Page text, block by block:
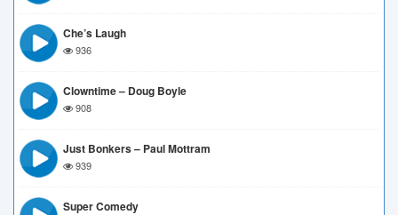
Che’s Laugh
936
Clowntime – Doug Boyle
908
Just Bonkers – Paul Mottram
939
Super Comedy